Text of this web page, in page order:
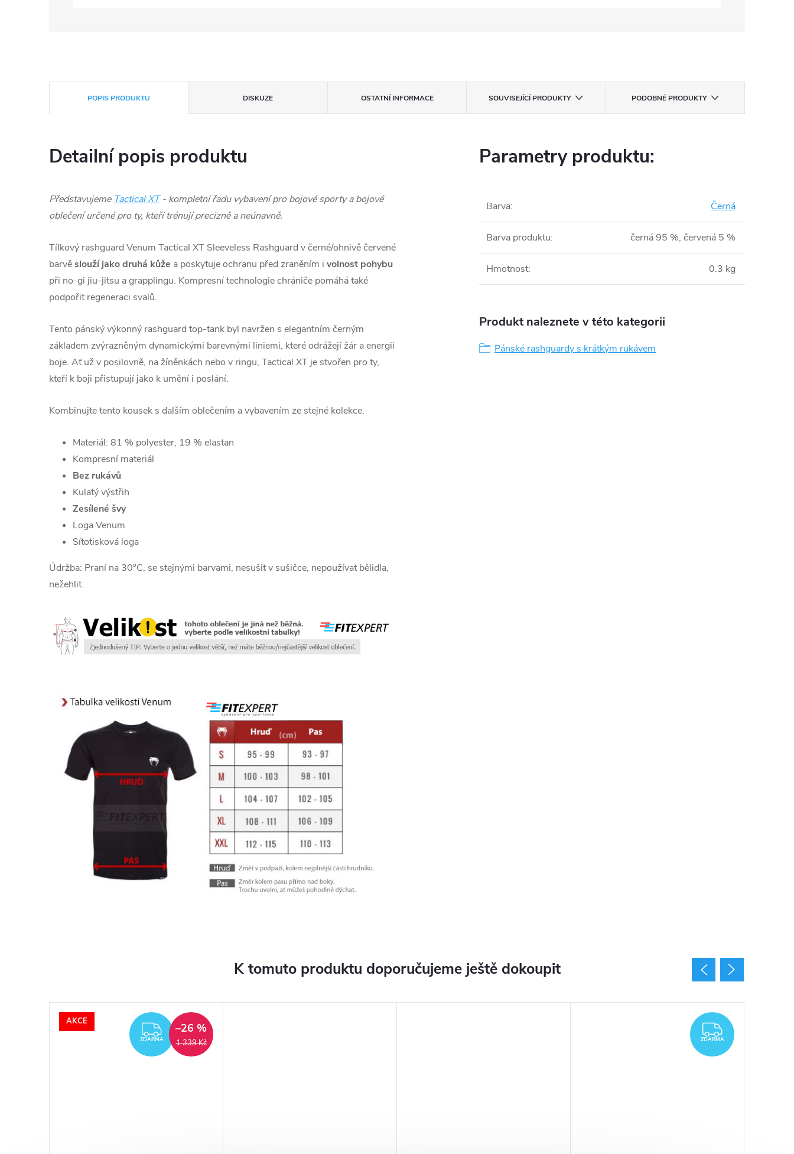
POPIS PRODUKTU DISKUZE OSTATNÍ INFORMACE SOUVISEJÍCÍ PRODUKTY PODOBNÉ PRODUKTY
Detailní popis produktu
Představujeme Tactical XT- kompletní řadu vybavení pro bojové sporty a bojové
oblečení určené pro ty, kteří trénují precizně a neúnavně.
Tílkový rashguard Venum Tactical XT Sleeveless Rashguard v černé/ohnivě červené
barvěslouží jako druhá kůže a poskytuje ochranu před zraněním i volnost pohybu
při no-gi jiu-jitsu a grapplingu. Kompresní technologie chrániče pomáhá také
podpořit regeneraci svalů.
Tento pánský výkonný rashguard top-tank byl navržen s elegantním černým
základem zvýrazněným dynamickými barevnými liniemi, které odrážejí žár a energii
boje. Ať už v posilovně, na žíněnkách nebo v ringu, Tactical XT je stvořen pro ty,
kteří k boji přistupují jako k umění i poslání.
Kombinujte tento kousek s dalším oblečením a vybavením ze stejné kolekce.
Materiál: 81 % polyester, 19 % elastan
Kompresní materiál
Bez rukávů
Kulatý výstřih
Zesílené švy
Loga Venum
Sítotisková loga
Údržba: Praní na 30°C, se stejnými barvami, nesušit v sušičce, nepoužívat bělidla,
nežehlit.
Parametry produktu:
Barva: Černá
Barva produktu: černá 95 %, červená 5 %
Hmotnost: 0.3 kg
Produkt naleznete v této kategorii
Pánské rashguardy s krátkým rukávem
K tomuto produktu doporučujeme ještě dokoupit
ZDARMA
AKCE
ZDARMA
ZDARMA 1 339 Kč
–26 % ZDARMA
ZDARMA